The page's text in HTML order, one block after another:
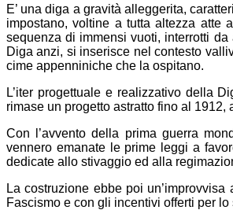
E’ una diga a gravità alleggerita,
impostano, voltine a tutta altezza atte
sequenza di immensi vuoti, interrotti
Diga anzi, si inserisce nel contesto
cime appenniniche che la ospitano.
L’iter progettuale e realizzativo della
rimase un progetto astratto fino al
Con l’avvento della prima guerra
vennero emanate le prime leggi a
dedicate allo stivaggio ed alla
La costruzione ebbe poi
Fascismo e con gli incentivi offerti per